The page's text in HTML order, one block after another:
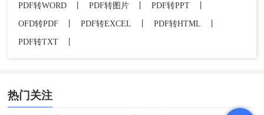
PDF转WORD PDF转图片 PDF转PPT
OFD转PDF
PDF转EXCEL PDF转HTML
PDF转TXT
热门关注